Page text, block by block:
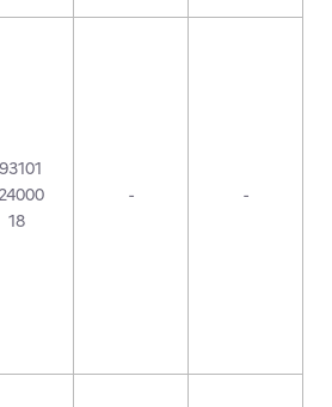
18
- -